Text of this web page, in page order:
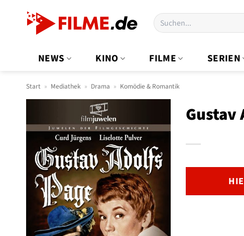
Suchen
nach:
NEWS KINO FILME SERIEN
Start » Mediathek » Drama » Komödie & Romantik
Gustav